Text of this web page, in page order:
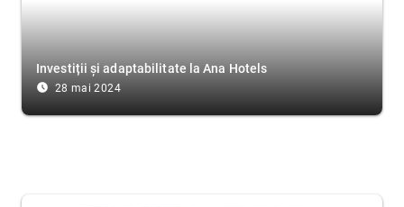
Investiții și adaptabilitate la Ana Hotels
access_time_filled 28 mai 2024